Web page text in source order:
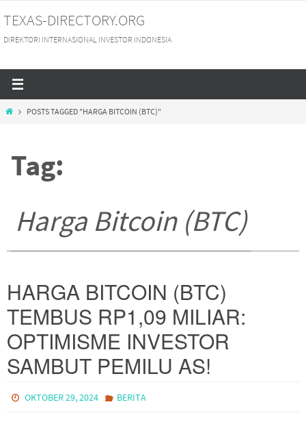
to
content
TEXAS-DIRECTORY.ORG
DIREKTORI INTERNASIONAL INVESTOR INDONESIA
HOMEPOSTS TAGGED "HARGA BITCOIN (BTC)"
Tag:
Harga Bitcoin (BTC)
HARGA BITCOIN (BTC)
TEMBUS RP1,09 MILIAR:
OPTIMISME INVESTOR
SAMBUT PEMILU AS!
OKTOBER 29, 2024 BERITA